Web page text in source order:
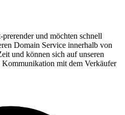
prerender und möchten schnell
Domain Service innerhalb von
und können sich auf unseren
mit dem Verkäufer